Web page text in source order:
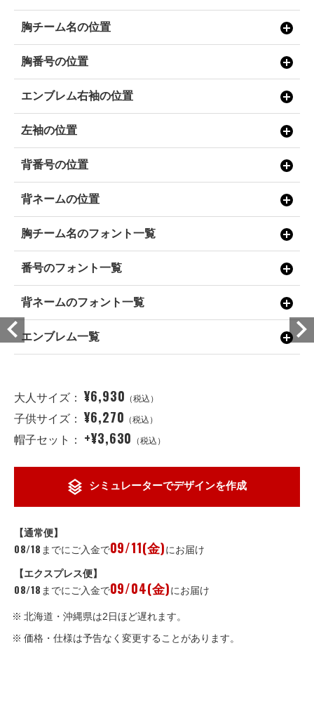
胸チーム名の位置
胸番号の位置
エンブレム右袖の位置
左袖の位置
背番号の位置
背ネームの位置
胸チーム名のフォント一覧
番号のフォント一覧
背ネームのフォント一覧
エンブレム一覧
大人サイズ： ¥6,930 （税込）
子供サイズ： ¥6,270 （税込）
帽子セット： +¥3,630 （税込）
シミュレーターでデザインを作成
【通常便】
08/18 までにご入金で09/11(金)にお届け
【エクスプレス便】
08/18 までにご入金で09/04(金)にお届け
北海道・沖縄県は2日ほど遅れます。
価格・仕様は予告なく変更することがあります。